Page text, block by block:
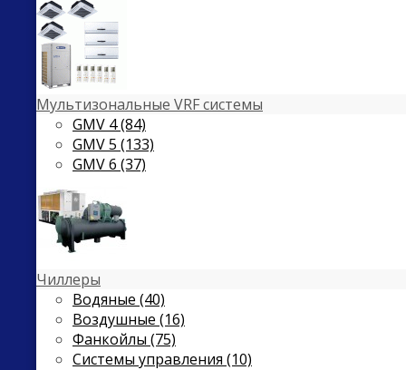
Мультизональные VRF системы
GMV 4 (84)
GMV 5 (133)
GMV 6 (37)
Чиллеры
Водяные (40)
Воздушные (16)
Фанкойлы (75)
Системы управления (10)